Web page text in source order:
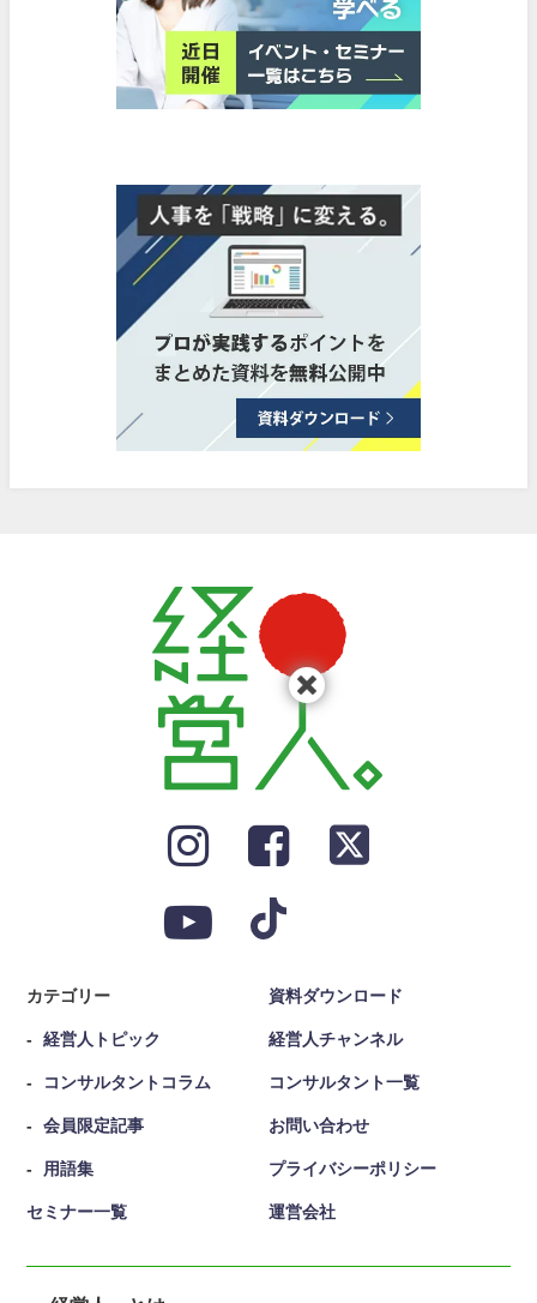
カテゴリー
経営人トピック
コンサルタントコラム
会員限定記事
用語集
セミナー一覧
資料ダウンロード
経営人チャンネル
コンサルタント一覧
お問い合わせ
プライバシーポリシー
運営会社